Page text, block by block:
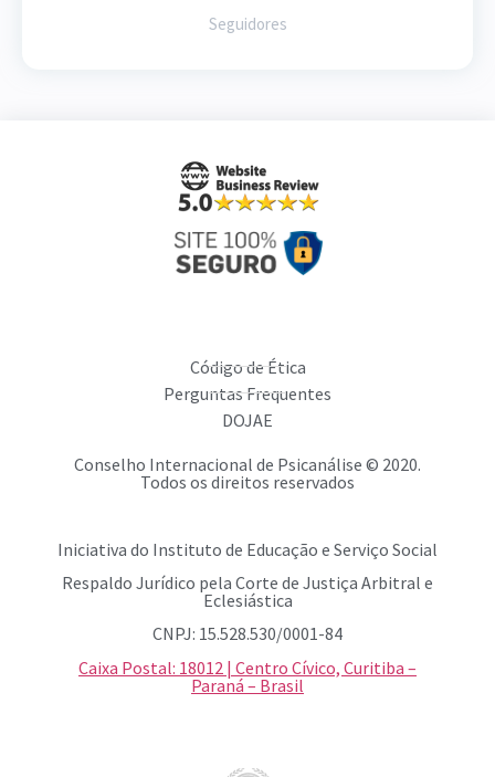
Seguidores
Código de Ética
Perguntas Frequentes
DOJAE
Conselho Internacional de Psicanálise © 2020.
Todos os direitos reservados
Iniciativa do Instituto de Educação e Serviço Social
Respaldo Jurídico pela Corte de Justiça Arbitral e
Eclesiástica
CNPJ: 15.528.530/0001-84
Caixa Postal: 18012 | Centro Cívico, Curitiba –
Paraná – Brasil